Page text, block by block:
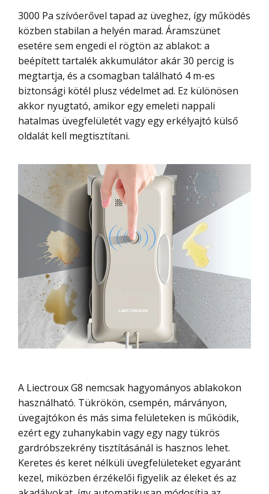
3000 Pa szívóerővel tapad az üveghez, így működés
közben stabilan a helyén marad. Áramszünet
esetére sem engedi el rögtön az ablakot: a
beépített tartalék akkumulátor akár 30 percig is
megtartja, és a csomagban található 4 m-es
biztonsági kötél plusz védelmet ad. Ez különösen
akkor nyugtató, amikor egy emeleti nappali
hatalmas üvegfelületét vagy egy erkélyajtó külső
oldalát kell megtisztítani.
A Liectroux G8 nemcsak hagyományos ablakokon
használható. Tükrökön, csempén, márványon,
üvegajtókon és más sima felületeken is működik,
ezért egy zuhanykabin vagy egy nagy tükrös
gardróbszekrény tisztításánál is hasznos lehet.
Keretes és keret nélküli üvegfelületeket egyaránt
kezel, miközben érzékelői figyelik az éleket és az